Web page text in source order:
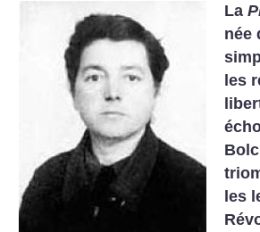
La
née
les
les